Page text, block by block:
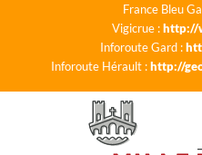
France Bleu
Vigicrue :http://
Inforoute Gard :
Inforoute Hérault :http://